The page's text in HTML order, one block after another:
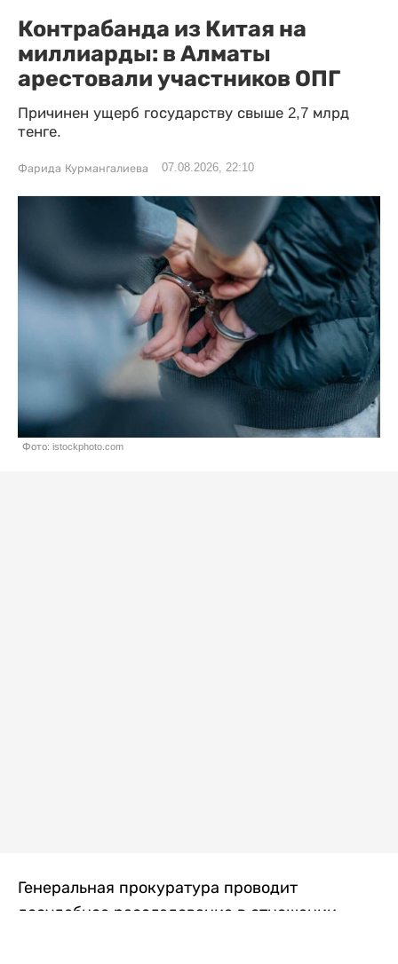
Контрабанда из Китая на
миллиарды: в Алматы
арестовали участников ОПГ
Причинен ущерб государству свыше 2,7 млрд
тенге.
Фарида Курмангалиева 07.08.2026, 22:10
Фото: istockphoto.com
Генеральная прокуратура проводит
досудебное расследование в отношении